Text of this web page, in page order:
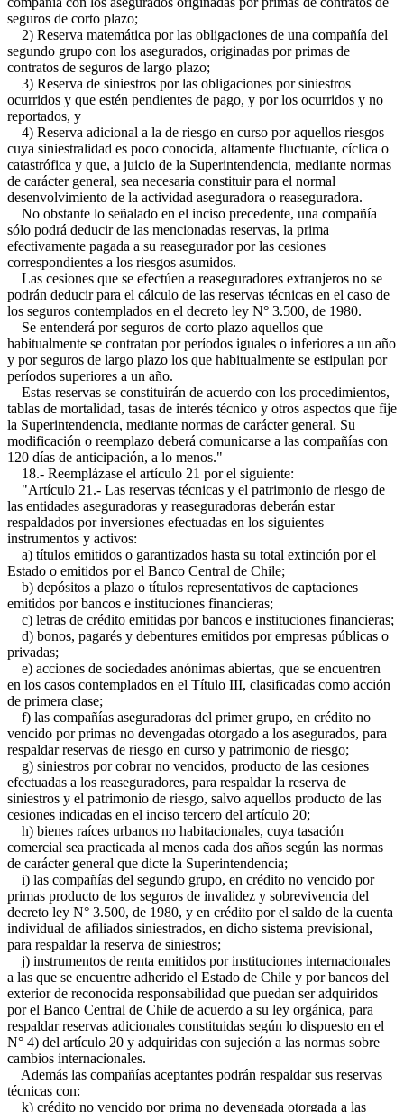
seguros de corto plazo;
2) Reserva matemática por las obligaciones de una compañía del
segundo grupo con los asegurados, originadas por primas de
contratos de seguros de largo plazo;
3) Reserva de siniestros por las obligaciones por siniestros
ocurridos y que estén pendientes de pago, y por los ocurridos y no
reportados, y
4) Reserva adicional a la de riesgo en curso por aquellos riesgos
cuya siniestralidad es poco conocida, altamente fluctuante, cíclica o
catastrófica y que, a juicio de la Superintendencia, mediante normas
de carácter general, sea necesaria constituir para el normal
desenvolvimiento de la actividad aseguradora o reaseguradora.
No obstante lo señalado en el inciso precedente, una compañía
sólo podrá deducir de las mencionadas reservas, la prima
efectivamente pagada a su reasegurador por las cesiones
correspondientes a los riesgos asumidos.
Las cesiones que se efectúen a reaseguradores extranjeros no se
podrán deducir para el cálculo de las reservas técnicas en el caso de
los seguros contemplados en el decreto ley N° 3.500, de 1980.
Se entenderá por seguros de corto plazo aquellos que
habitualmente se contratan por períodos iguales o inferiores a un año
y por seguros de largo plazo los que habitualmente se estipulan por
períodos superiores a un año.
Estas reservas se constituirán de acuerdo con los procedimientos,
tablas de mortalidad, tasas de interés técnico y otros aspectos que fije
la Superintendencia, mediante normas de carácter general. Su
modificación o reemplazo deberá comunicarse a las compañías con
120 días de anticipación, a lo menos."
18.- Reemplázase el artículo 21 por el siguiente:
"Artículo 21.- Las reservas técnicas y el patrimonio de riesgo de
las entidades aseguradoras y reaseguradoras deberán estar
respaldados por inversiones efectuadas en los siguientes
instrumentos y activos:
a) títulos emitidos o garantizados hasta su total extinción por el
Estado o emitidos por el Banco Central de Chile;
b) depósitos a plazo o títulos representativos de captaciones
emitidos por bancos e instituciones financieras;
c) letras de crédito emitidas por bancos e instituciones financieras;
d) bonos, pagarés y debentures emitidos por empresas públicas o
privadas;
e) acciones de sociedades anónimas abiertas, que se encuentren
en los casos contemplados en el Título III, clasificadas como acción
de primera clase;
f) las compañías aseguradoras del primer grupo, en crédito no
vencido por primas no devengadas otorgado a los asegurados, para
respaldar reservas de riesgo en curso y patrimonio de riesgo;
g) siniestros por cobrar no vencidos, producto de las cesiones
efectuadas a los reaseguradores, para respaldar la reserva de
siniestros y el patrimonio de riesgo, salvo aquellos producto de las
cesiones indicadas en el inciso tercero del artículo 20;
h) bienes raíces urbanos no habitacionales, cuya tasación
comercial sea practicada al menos cada dos años según las normas
de carácter general que dicte la Superintendencia;
i) las compañías del segundo grupo, en crédito no vencido por
primas producto de los seguros de invalidez y sobrevivencia del
decreto ley N° 3.500, de 1980, y en crédito por el saldo de la cuenta
individual de afiliados siniestrados, en dicho sistema previsional,
para respaldar la reserva de siniestros;
j) instrumentos de renta emitidos por instituciones internacionales
a las que se encuentre adherido el Estado de Chile y por bancos del
exterior de reconocida responsabilidad que puedan ser adquiridos
por el Banco Central de Chile de acuerdo a su ley orgánica, para
respaldar reservas adicionales constituidas según lo dispuesto en el
N° 4) del artículo 20 y adquiridas con sujeción a las normas sobre
cambios internacionales.
Además las compañías aceptantes podrán respaldar sus reservas
técnicas con:
k) crédito no vencido por prima no devengada otorgada a las